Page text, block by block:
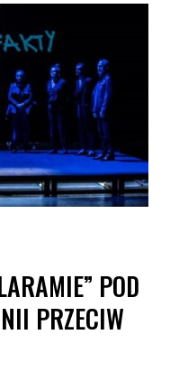
POD
PRZECIW